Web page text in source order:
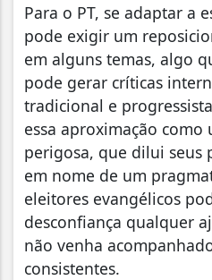
Para o PT, se adaptar a
pode exigir um
em alguns temas, algo
pode gerar críticas
tradicional e
essa aproximação como
perigosa, que dilui seus
em nome de um
eleitores evangélicos
desconfiança qualquer
não venha
consistentes.